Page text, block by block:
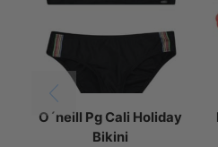
O´neill Pg Cali Holiday
Bikini